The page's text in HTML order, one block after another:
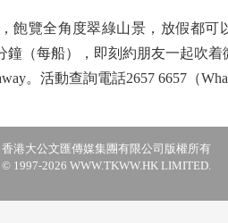
全角度翠綠山景，放假都可
鐘（每船），即刻約朋友一起吹
。活動查詢電話2657 6657（
香港大公文匯傳媒集團有限公司版權所有
© 1997-2026 WWW.TKWW.HK LIMITED.